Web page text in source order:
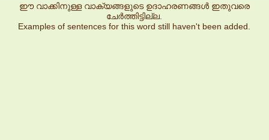
ഈ വാക്കിനുള്ള വാക്യങ്ങളുടെ ഉദാഹരണങ്ങൾ ഇതുവരെ
ചേർത്തിട്ടില്ല.
Examples of sentences for this word still haven't been added.